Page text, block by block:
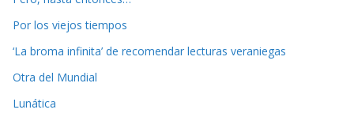
Por los viejos tiempos
‘La broma infinita’ de recomendar lecturas veraniegas
Otra del Mundial
Lunática